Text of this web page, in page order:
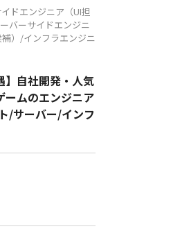
ドエンジニア（UI担
バーサイドエンジニ
）/インフラエンジニ
】自社開発・人気
ームのエンジニア
/サーバー/インフ